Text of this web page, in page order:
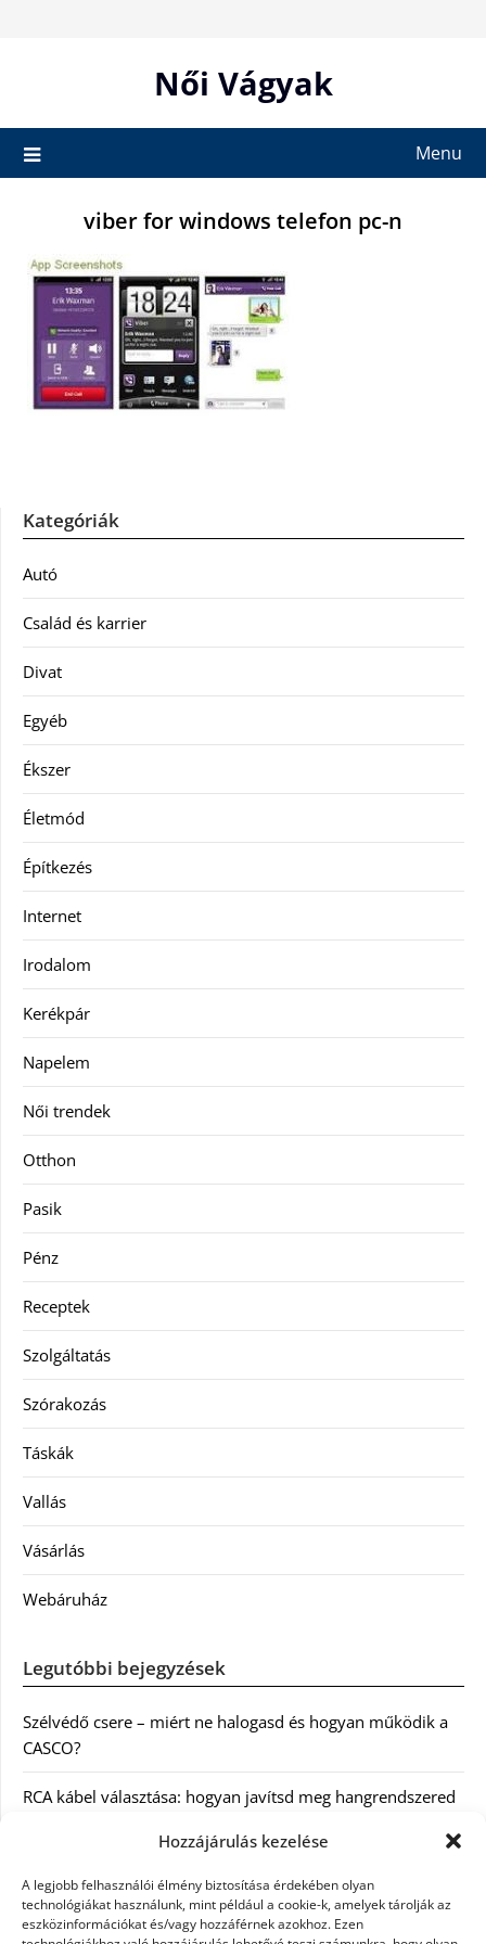
Hozzájárulás kezelése
A legjobb felhasználói élmény biztosítása érdekében olyan
technológiákat használunk, mint például a cookie-k, amelyek tárolják az
eszközinformációkat és/vagy hozzáférnek azokhoz. Ezen
Női Vágyak
Menu
viber for windows telefon pc-n
Kategóriák
Autó
Család és karrier
Divat
Egyéb
Ékszer
Életmód
Építkezés
Internet
Irodalom
Kerékpár
Napelem
Női trendek
Otthon
Pasik
Pénz
Receptek
Szolgáltatás
Szórakozás
Táskák
Vallás
Vásárlás
Webáruház
Legutóbbi bejegyzések
Szélvédő csere – miért ne halogasd és hogyan működik a
CASCO?
RCA kábel választása: hogyan javítsd meg hangrendszered
Magyarországon: milyen jogi szabályozásra kell figyelni?